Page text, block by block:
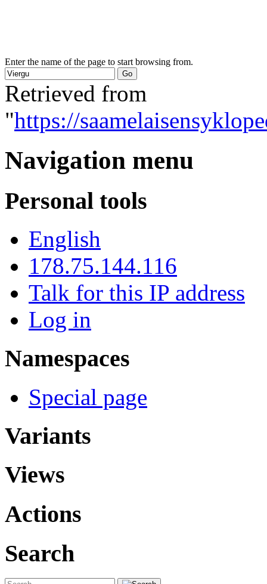
Enter the name of the page to start browsing from.
Retrieved from
"https://
Navigation menu
Personal tools
English
178.75.144.116
Talk for this IP address
Log in
Namespaces
Special page
Variants
Views
Actions
Search